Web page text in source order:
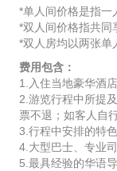
*单人间价格是指一
*双人间价格指共同
*双人房均以两张单
费用包含：
1.入住当地豪华酒店
2.游览行程中所提
票不退；如客人自
3.行程中安排的特
4.大型巴士、专业
5.最具经验的华语